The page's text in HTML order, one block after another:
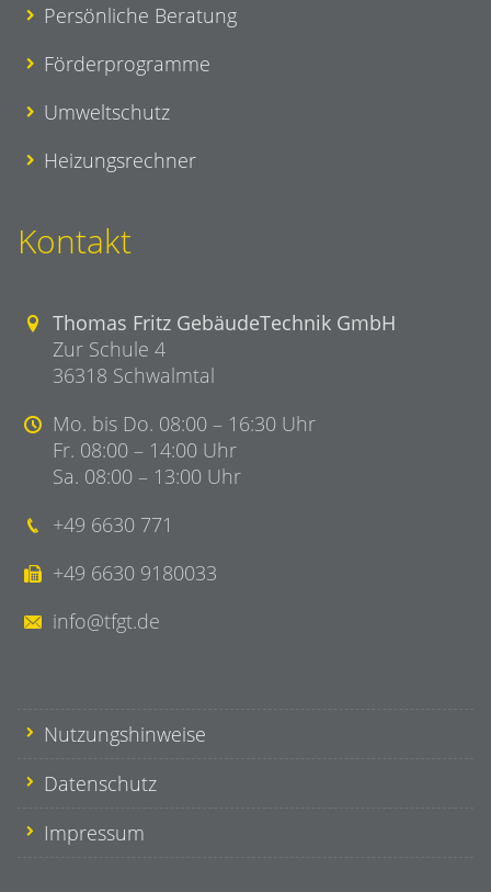
Persönliche Beratung
Förderprogramme
Umweltschutz
Heizungsrechner
Kontakt
Thomas Fritz GebäudeTechnik GmbH
Zur Schule 4
36318 Schwalmtal
Mo. bis Do. 08:00 – 16:30 Uhr
Fr. 08:00 – 14:00 Uhr
Sa. 08:00 – 13:00 Uhr
+49 6630 771
+49 6630 9180033
info@tfgt.de
Nutzungshinweise
Datenschutz
Impressum